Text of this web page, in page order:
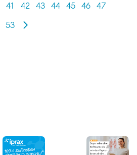
41 42 43 44 45 46 47
53